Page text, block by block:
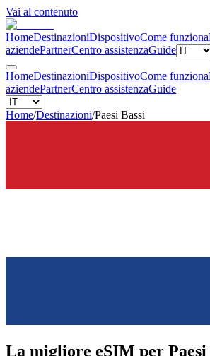
Vai al contenuto
HomeDestinazioniDispositivoCome funziona
aziendePartnerCentro assistenzaGuide
HomeDestinazioniDispositivoCome funziona
aziendePartnerCentro assistenzaGuide
Home/Destinazioni/Paesi Bassi
La migliore eSIM per Paesi